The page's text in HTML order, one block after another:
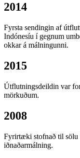
2014
Fyrsta sendingin af
Indónesíu í gegnum
okkar á málningunni.
2015
Útflutningsdeildin var
mörkuðum.
2008
Fyrirtæki stofnað til sölu
iðnaðarmálning.